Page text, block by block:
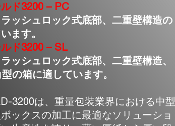
ド3200 – PC
ッシュロック式底部、二重壁構造の
ます。
ド3200 – SL
ッシュロック式底部、二重壁構造、
の箱に適しています。
3200は、重量包装業界における中型
ックスの加工に最適なソリューショ